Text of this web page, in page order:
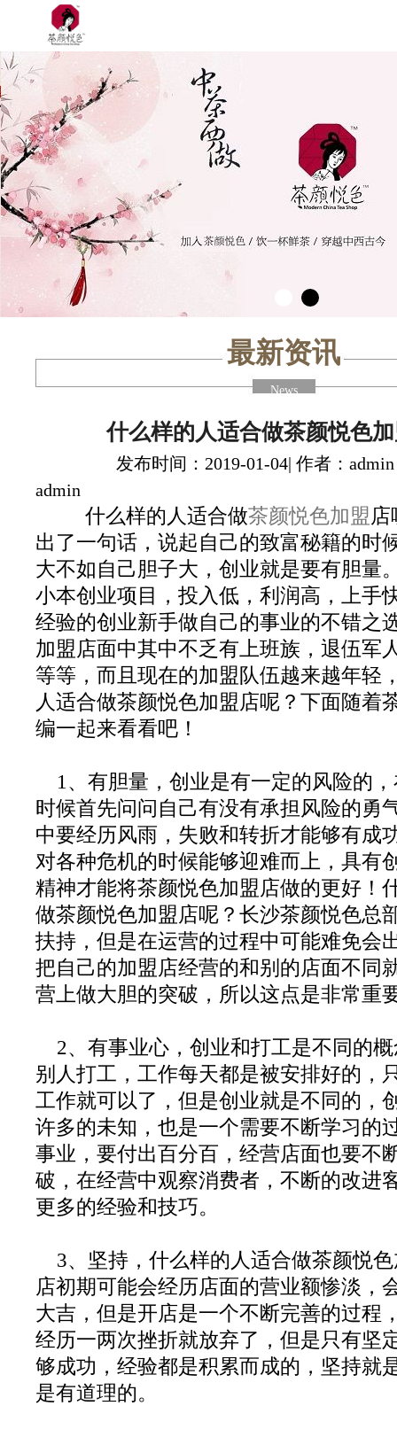
最新资讯
News
什么样的人适合做茶颜悦色
发布时间：2019-01-04| 作者：
admin
什么样的人适合做茶颜悦色加盟店
出了一句话，说起自己的致富秘籍的时
大不如自己胆子大，创业就是要有胆量
小本创业项目，投入低，利润高，上手
经验的创业新手做自己的事业的不错之
加盟店面中其中不乏有上班族，退伍军
等等，而且现在的加盟队伍越来越年轻
人适合做茶颜悦色加盟店呢？下面随着
编一起来看看吧！
1、有胆量，创业是有一定的风险的
时候首先问问自己有没有承担风险的勇
中要经历风雨，失败和转折才能够有成
对各种危机的时候能够迎难而上，具有
精神才能将茶颜悦色加盟店做的更好！
做茶颜悦色加盟店呢？长沙茶颜悦色总
扶持，但是在运营的过程中可能难免会
把自己的加盟店经营的和别的店面不同
营上做大胆的突破，所以这点是非常重
2、有事业心，创业和打工是不同的
别人打工，工作每天都是被安排好的，
工作就可以了，但是创业就是不同的，
许多的未知，也是一个需要不断学习的
事业，要付出百分百，经营店面也要不
破，在经营中观察消费者，不断的改进
更多的经验和技巧。
3、坚持，什么样的人适合做茶颜悦
店初期可能会经历店面的营业额惨淡，
大吉，但是开店是一个不断完善的过程
经历一两次挫折就放弃了，但是只有坚
够成功，经验都是积累而成的，坚持就
是有道理的。